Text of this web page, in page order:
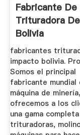
Fabricante De
Trituradora De
Bolivia
fabricantes
impacto bolivia.
Somos el principal
fabricante mundial
máquina de
ofrecemos a los
una gama
trituradoras,